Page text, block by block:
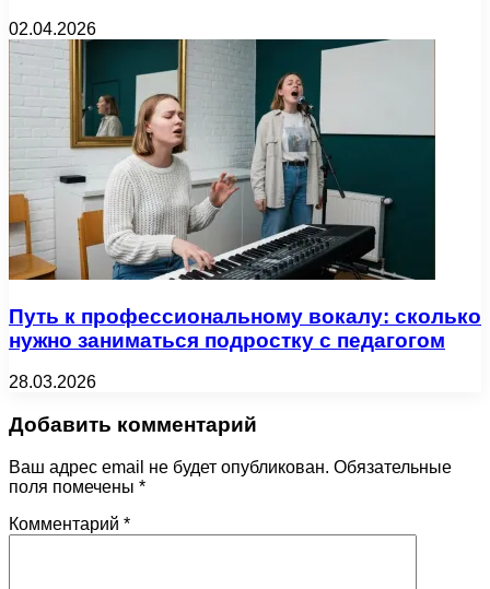
02.04.2026
Путь к профессиональному вокалу: сколько
нужно заниматься подростку с педагогом
28.03.2026
Добавить комментарий
Ваш адрес email не будет опубликован. Обязательные
поля помечены *
Комментарий *